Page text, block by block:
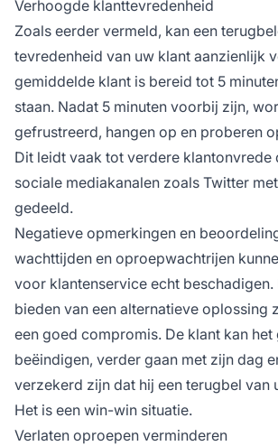
Verhoogde klanttevredenheid
Zoals eerder vermeld, kan een
tevredenheid van uw klant aanzienlijk
gemiddelde klant is bereid tot 5
staan. Nadat 5 minuten voorbij zijn,
gefrustreerd, hangen op en proberen
Dit leidt vaak tot verdere klantonvrede
sociale mediakanalen zoals Twitter
gedeeld.
Negatieve opmerkingen en
wachttijden en oproepwachtrijen
voor klantenservice echt beschadigen.
bieden van een alternatieve oplossing
een goed compromis. De klant kan het
beëindigen, verder gaan met zijn dag
verzekerd zijn dat hij een terugbel van
Het is een win-win situatie.
Verlaten oproepen verminderen